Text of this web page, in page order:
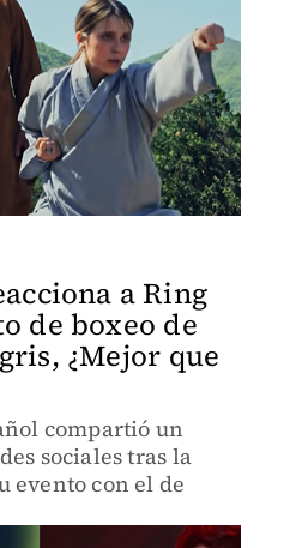
a Ring
de boxeo de
¿Mejor que
compartió un
sociales tras la
evento con el de